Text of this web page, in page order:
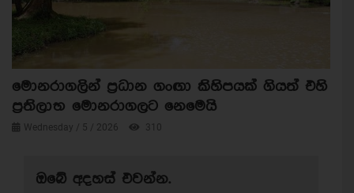
මොනරාගලින් ප්‍රධාන ගංඟා කිහිපයක් ගියත් එහි
ප්‍රතිලාභ මොනරාගලට නෙමෙයි
Wednesday / 5 / 2026 310
ඔබේ අදහස් එවන්න.